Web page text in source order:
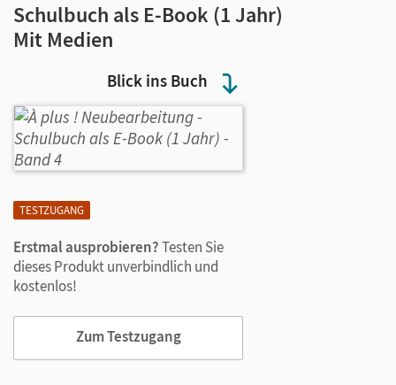
Blick ins Buch
TESTZUGANG
Erstmal ausprobieren?Testen Sie
dieses Produkt unverbindlich und
kostenlos!
Zum Testzugang
Schulbuch als E-Book (1 Jahr)
Mit Medien